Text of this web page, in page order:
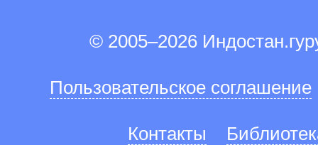
© 2005–2026
Пользовательское соглашение
Контакты